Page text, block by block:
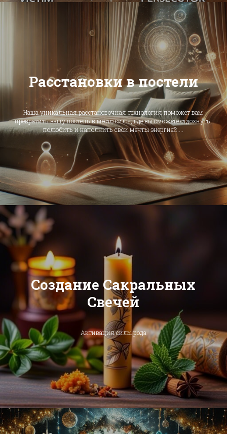
Расстановки в постели
Наша уникальная расстановочная технология поможет вам
превратить вашу постель в место силы, где вы сможете отдохнуть,
полюбить и наполнить свои мечты энергией....
Создание Сакральных
Свечей
Активация силы рода